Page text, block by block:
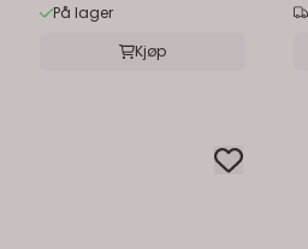
På lager
Kjøp